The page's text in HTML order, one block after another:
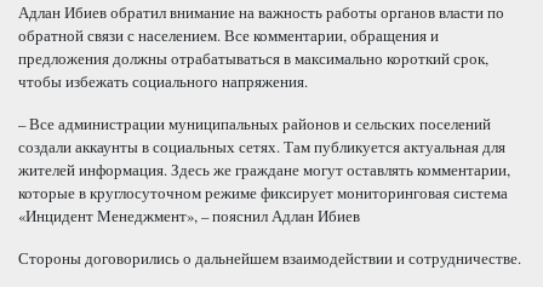
Адлан Ибиев обратил внимание на важность работы органов власти по
обратной связи с населением. Все комментарии, обращения и
предложения должны отрабатываться в максимально короткий срок,
чтобы избежать социального напряжения.
– Все администрации муниципальных районов и сельских поселений
создали аккаунты в социальных сетях. Там публикуется актуальная для
жителей информация. Здесь же граждане могут оставлять комментарии,
которые в круглосуточном режиме фиксирует мониторинговая система
«Инцидент Менеджмент», – пояснил Адлан Ибиев
Стороны договорились о дальнейшем взаимодействии и сотрудничестве.